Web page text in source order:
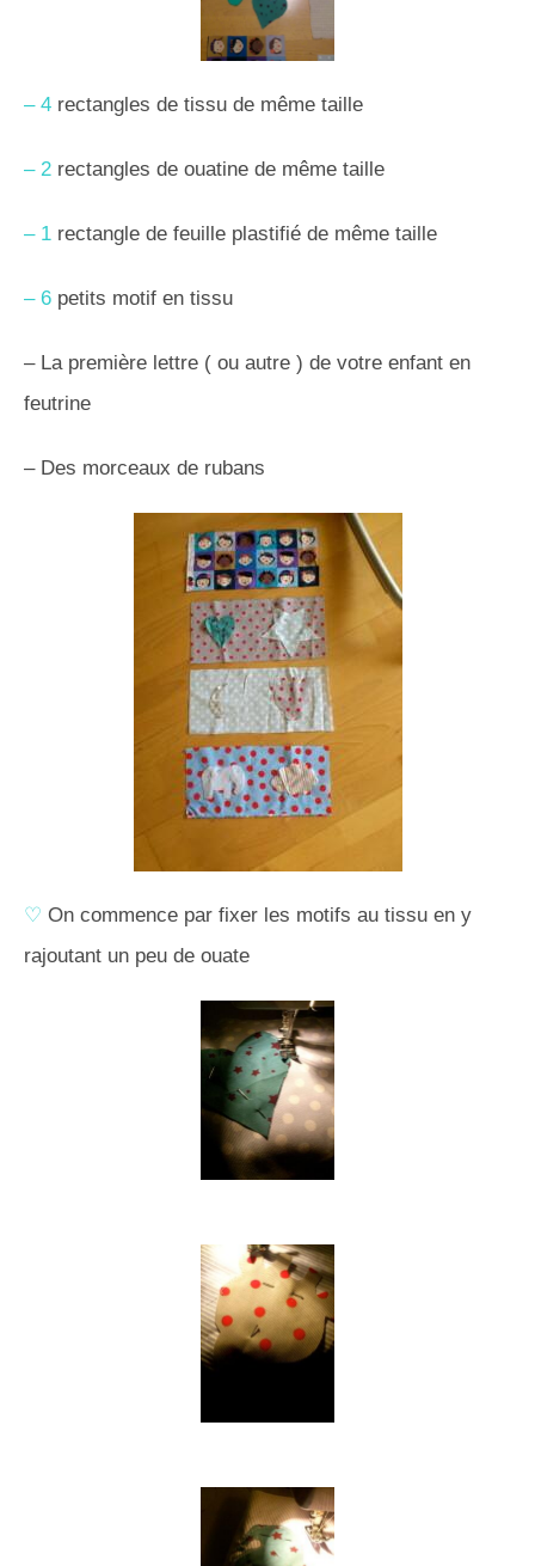
– 4 rectangles de tissu de même taille
– 2 rectangles de ouatine de même taille
– 1 rectangle de feuille plastifié de même taille
– 6 petits motif en tissu
– La première lettre ( ou autre ) de votre enfant en
feutrine
– Des morceaux de rubans
♡ On commence par fixer les motifs au tissu en y
rajoutant un peu de ouate